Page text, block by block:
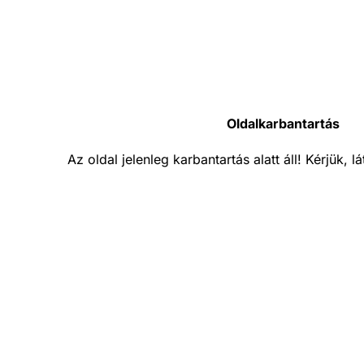
Oldalkarbantartás
Az oldal jelenleg karbantartás alatt áll! Kérjük,